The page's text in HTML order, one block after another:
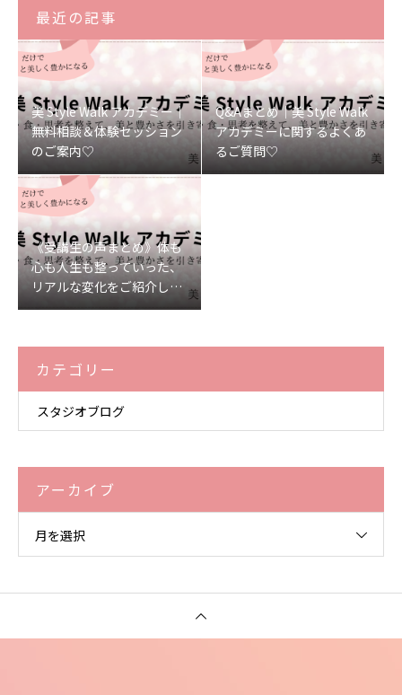
最近の記事
美 Style Walk アカデミー｜
無料相談＆体験セッション
のご案内♡
Q&Aまとめ｜美 Style Walk
アカデミーに関するよくあ
るご質問♡
《受講生の声まとめ》体も
心も人生も整っていった、
リアルな変化をご紹介しま
す♡
カテゴリー
スタジオブログ
アーカイブ
月を選択